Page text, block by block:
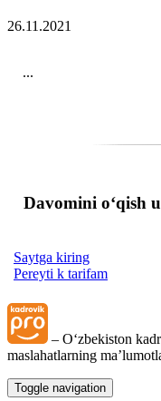
26.11.2021
...
Davomini oʻqish
Saytga kiring
Pereyti k tarifam
– Oʻzbekiston
maslahatlarning
Toggle navigation